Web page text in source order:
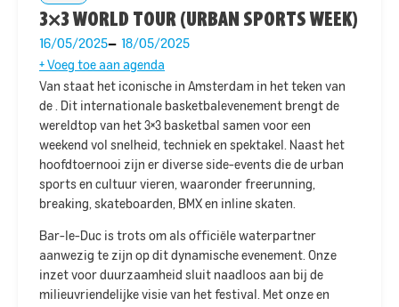
3×3 WORLD TOUR (URBAN SPORTS WEEK)
16/05/2025 18/05/2025
+ Voeg toe aan agenda
Van staat het iconische in Amsterdam in het teken van
de
. Dit internationale basketbalevenement brengt de
wereldtop van het 3×3 basketbal samen voor een
weekend vol snelheid, techniek en spektakel. Naast het
hoofdtoernooi zijn er diverse side-events die de urban
sports en cultuur vieren, waaronder freerunning,
breaking, skateboarden,
BMX en inline skaten. ​
Bar-le-Duc is trots om als officiële waterpartner
aanwezig te zijn op dit dynamische evenement. Onze
inzet voor duurzaamheid sluit naadloos aan bij de
milieuvriendelijke visie van het festival. Met onze en